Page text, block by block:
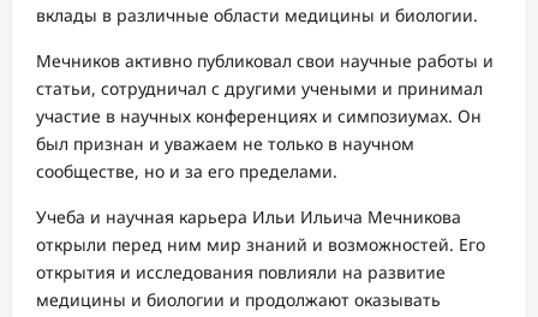
вклады в различные области медицины и биологии.
Мечников активно публиковал свои научные работы и
статьи, сотрудничал с другими учеными и принимал
участие в научных конференциях и симпозиумах. Он
был признан и уважаем не только в научном
сообществе, но и за его пределами.
Учеба и научная карьера Ильи Ильича Мечникова
открыли перед ним мир знаний и возможностей. Его
открытия и исследования повлияли на развитие
медицины и биологии и продолжают оказывать